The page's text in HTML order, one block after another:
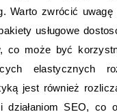
Warto zwrócić
usługowe
co może być
elastycznych
jest również
działaniom SEO, co